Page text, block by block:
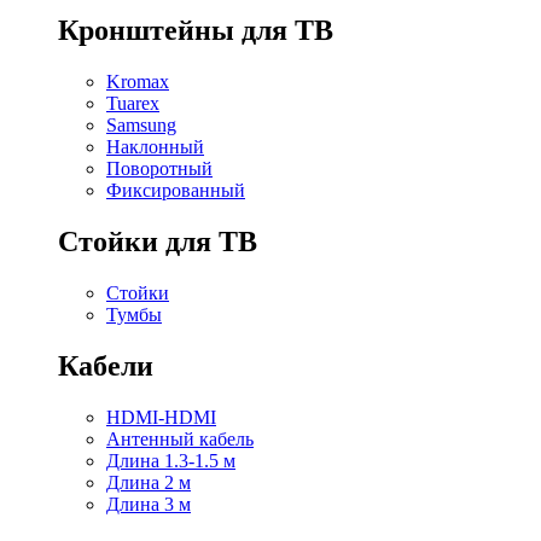
Кронштейны для ТВ
Kromax
Tuarex
Samsung
Наклонный
Поворотный
Фиксированный
Стойки для ТВ
Стойки
Тумбы
Кабели
HDMI-HDMI
Антенный кабель
Длина 1.3-1.5 м
Длина 2 м
Длина 3 м